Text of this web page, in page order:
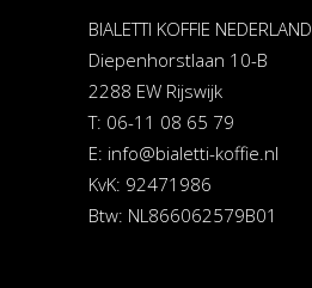
BIALETTI KOFFIE NEDERLAND
Diepenhorstlaan 10-B
2288 EW Rijswijk
T: 06-11 08 65 79
E: info@bialetti-koffie.nl
KvK: 92471986
Btw: NL866062579B01